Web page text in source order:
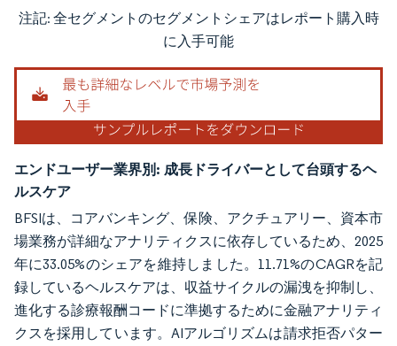
画像 © Mordor Intelligence。再利用にはCC BY 4.0の表示が必要です。
注記: 全セグメントのセグメントシェアはレポート購入時
に入手可能
エンドユーザー業界別: 成長ドライバーとして台頭するヘ
ルスケア
BFSIは、コアバンキング、保険、アクチュアリー、資本市
場業務が詳細なアナリティクスに依存しているため、2025
年に33.05%のシェアを維持しました。11.71%のCAGRを記
録しているヘルスケアは、収益サイクルの漏洩を抑制し、
進化する診療報酬コードに準拠するために金融アナリティ
クスを採用しています。AIアルゴリズムは請求拒否パター